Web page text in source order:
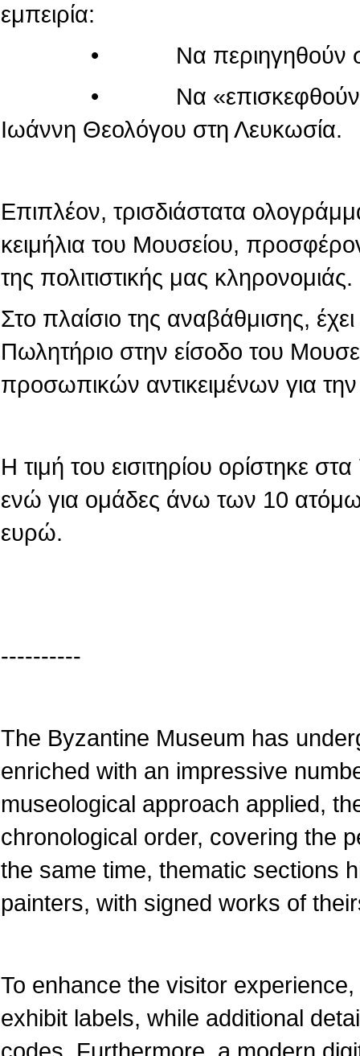
εμπειρία:
• Να περιηγηθούν στον
• Να «επισκεφθούν» τον
Ιωάννη Θεολόγου στη Λευκωσία.
Επιπλέον, τρισδιάστατα
κειμήλια του Μουσείου,
της πολιτιστικής μας κληρονομιάς.
Στο πλαίσιο της αναβάθμισης,
Πωλητήριο στην είσοδο του
προσωπικών αντικειμένων για
Η τιμή του εισιτηρίου ορίστηκε
ενώ για ομάδες άνω των 10
ευρώ.
----------
The Byzantine Museum has
enriched with an impressive
museological approach applied,
chronological order, covering the
the same time, thematic sections
painters, with signed works of
To enhance the visitor
exhibit labels, while additional